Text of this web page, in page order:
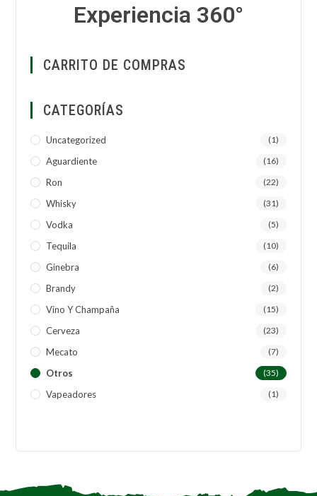
Experiencia 360°
CARRITO DE COMPRAS
CATEGORÍAS
Uncategorized (1)
Aguardiente (16)
Ron (22)
Whisky (31)
Vodka (5)
Tequila (10)
Ginebra (6)
Brandy (2)
Vino Y Champaña (15)
Cerveza (23)
Mecato (7)
Otros (35)
Vapeadores (1)